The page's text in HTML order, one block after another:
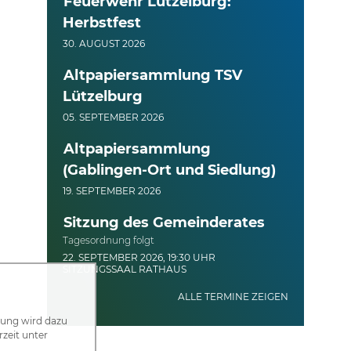
Herbstfest
30. AUGUST 2026
Altpapiersammlung TSV
Lützelburg
05. SEPTEMBER 2026
Altpapiersammlung
(Gablingen-Ort und Siedlung)
19. SEPTEMBER 2026
Sitzung des Gemeinderates
Tagesordnung folgt
22. SEPTEMBER 2026, 19:30 UHR
SITZUNGSSAAL RATHAUS
ALLE TERMINE ZEIGEN
wird dazu
unter